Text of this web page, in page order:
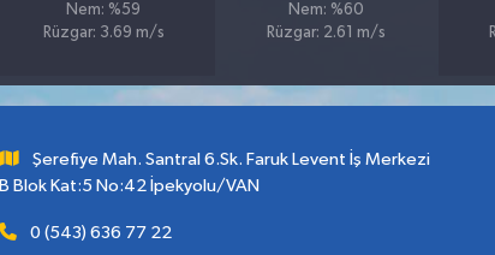
Nem: %59
Rüzgar: 3.69 m/s
Nem: %60
Rüzgar: 2.61 m/s
Şerefiye Mah. Santral 6.Sk. Faruk Levent İş Merkezi
B Blok Kat:5 No:42 İpekyolu/VAN
0 (543) 636 77 22